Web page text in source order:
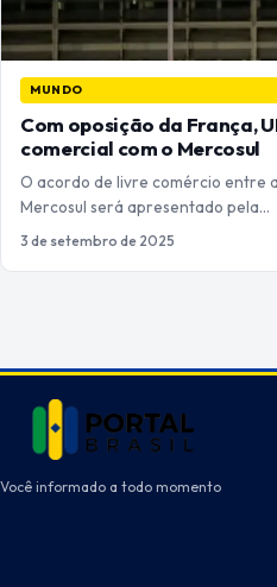
MUNDO
Com oposição da França,
comercial com o Mercosul
O acordo de livre comércio entre
Mercosul será apresentado pela…
3 de setembro de 2025
Você informado a todo momento